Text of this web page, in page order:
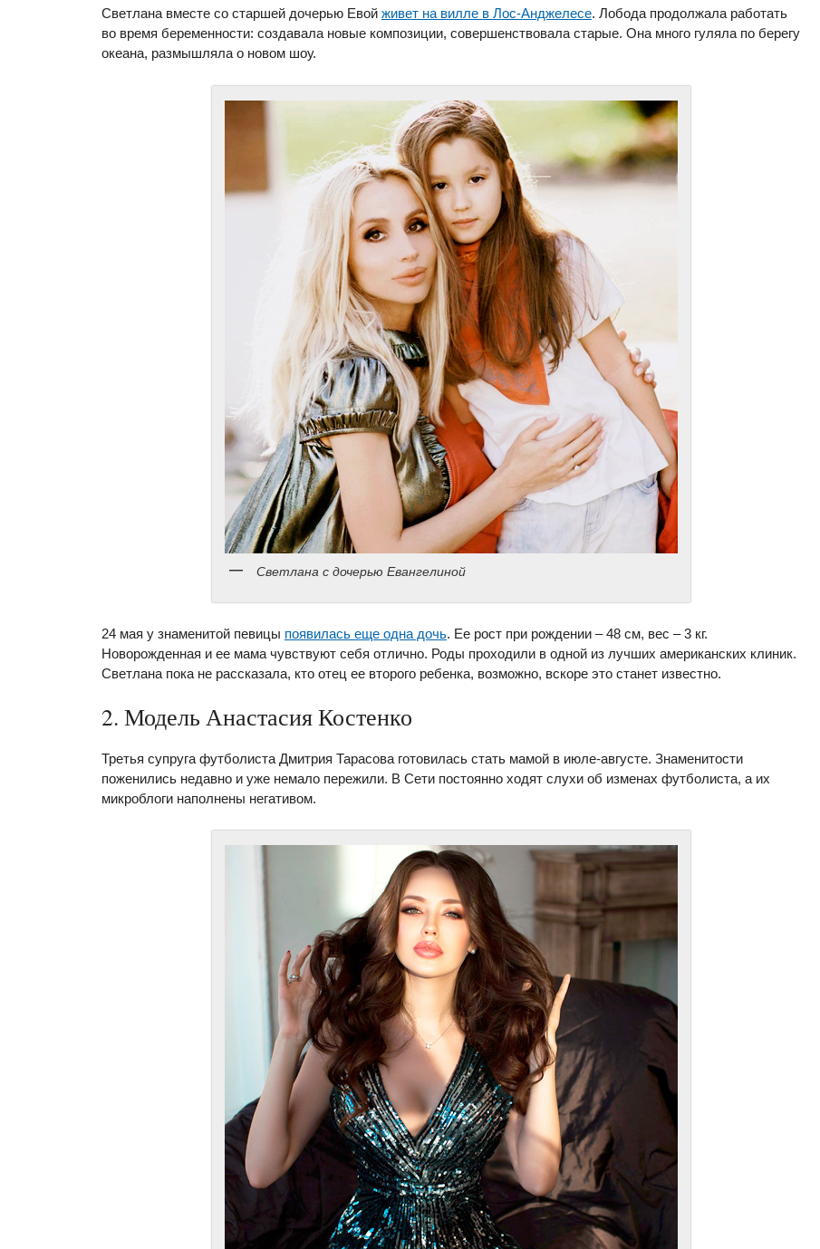
Светлана вместе со старшей дочерью Евой живет на вилле в Лос-Анджелесе. Лобода продолжала работать
во время беременности: создавала новые композиции, совершенствовала старые. Она много гуляла по берегу
океана, размышляла о новом шоу.
Светлана с дочерью Евангелиной
24 мая у знаменитой певицы появилась еще одна дочь. Ее рост при рождении – 48 см, вес – 3 кг.
Новорожденная и ее мама чувствуют себя отлично. Роды проходили в одной из лучших американских клиник.
Светлана пока не рассказала, кто отец ее второго ребенка, возможно, вскоре это станет известно.
2. Модель Анастасия Костенко
Третья супруга футболиста Дмитрия Тарасова готовилась стать мамой в июле-августе. Знаменитости
поженились недавно и уже немало пережили. В Сети постоянно ходят слухи об изменах футболиста, а их
микроблоги наполнены негативом.